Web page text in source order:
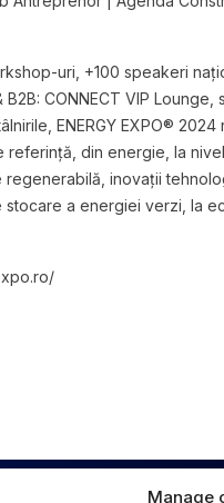
Manage
uri, +100 speakeri
CONNECT VIP Lounge,
ENERGY EXPO® 2024
din energie, la
inovații
a energiei verzi, la